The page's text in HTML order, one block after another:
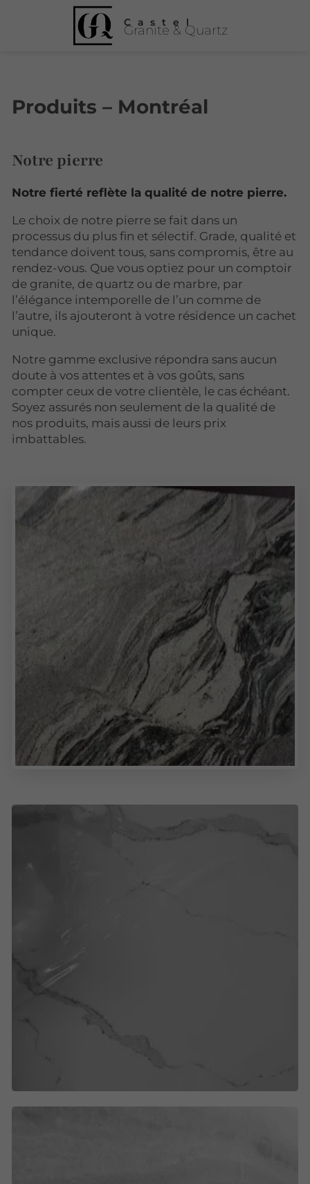
Castel
Granite & Quartz
Produits – Montréal
Notre pierre
Notre fierté reflète la qualité de notre pierre.
Le choix de notre pierre se fait dans un
processus du plus fin et sélectif. Grade, qualité et
tendance doivent tous, sans compromis, être au
rendez-vous. Que vous optiez pour un comptoir
de granite, de quartz ou de marbre, par
l’élégance intemporelle de l’un comme de
l’autre, ils ajouteront à votre résidence un cachet
unique.
Notre gamme exclusive répondra sans aucun
doute à vos attentes et à vos goûts, sans
compter ceux de votre clientèle, le cas échéant.
Soyez assurés non seulement de la qualité de
nos produits, mais aussi de leurs prix
imbattables.